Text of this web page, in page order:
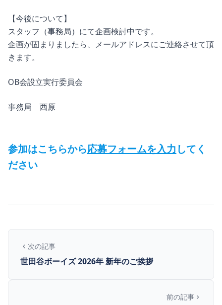
【今後について】
スタッフ（事務局）にて企画検討中です。
企画が固まりましたら、メールアドレスにご連絡させて頂
きます。
OB会設立実行委員会
事務局 西原
参加はこちらから応募フォームを入力 してく
ださい
次の記事
世田谷ボーイズ 2026年 新年のご挨拶
前の記事